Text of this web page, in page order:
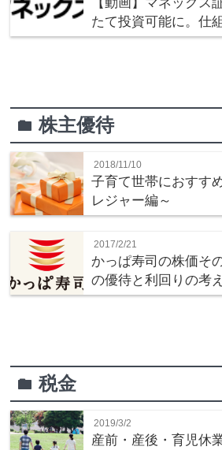
たて投資可能に。仕
folder株主優待
2018/11/10
子育て世帯におすす
レジャー編～
2017/2/21
かっぱ寿司の株価そ
の優待と利回りの考
folder税金
2019/3/2
産前・産後・育児休